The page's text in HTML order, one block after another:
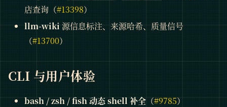
店查询（#13398）
llm-wiki源信息标注、来源哈希、质量信号
（#13700）
CLI 与用户体验
bash / zsh / fish 动态 shell 补全（#9785）